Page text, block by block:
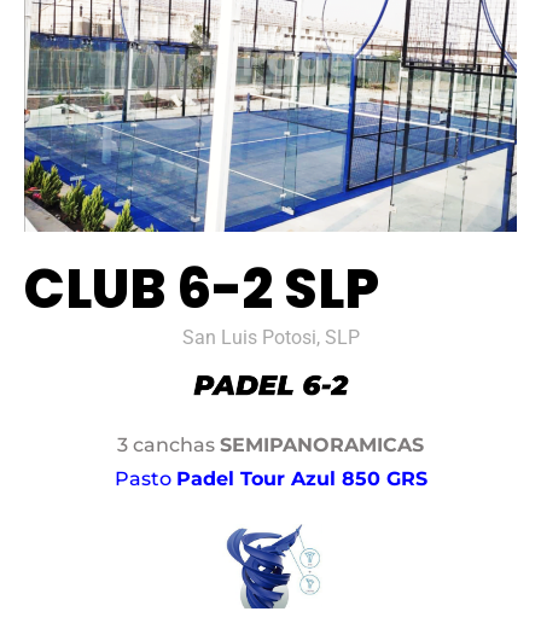
CLUB 6-2 SLP
San Luis Potosi, SLP
3 canchas SEMIPANORAMICAS
Pasto Padel Tour Azul 850 GRS